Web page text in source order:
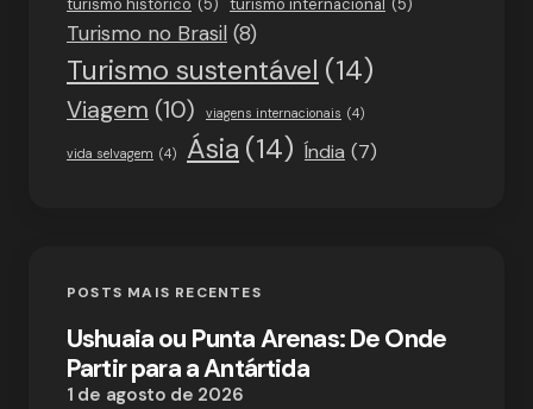
turismo histórico (5) turismo internacional (5)
Turismo no Brasil (8)
Turismo sustentável (14)
Viagem (10) viagens internacionais (4)
vida selvagem (4) Ásia (14) Índia (7)
POSTS MAIS RECENTES
Ushuaia ou Punta Arenas: De Onde
Partir para a Antártida
1 de agosto de 2026